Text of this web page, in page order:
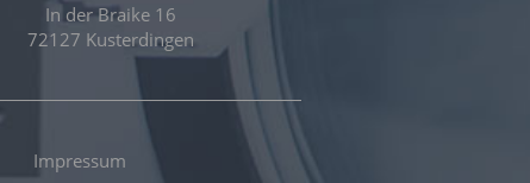
In der Braike 16
72127 Kusterdingen
Impressum